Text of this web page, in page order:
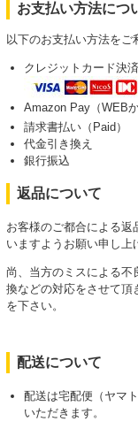
お支払い方法につ
以下のお支払い方法をご
クレジットカード決
Amazon Pay（WEB
請求書払い（Paid）
代金引き換え
銀行振込
返品について
お客様のご都合による返
いますようお願い申し上
尚、当方のミスによる不
換などの対応をさせて頂
を下さい。
配送について
配送は宅配便（ヤマ
いただきます。